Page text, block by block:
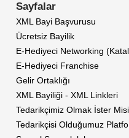
Sayfalar
XML Bayi Başvurusu
Ücretsiz Bayilik
E-Hediyeci Networking
E-Hediyeci Franchise
Gelir Ortaklığı
XML Bayiliği - XML Linkleri
Tedarikçimiz Olmak İster
Tedarikçisi Olduğumuz